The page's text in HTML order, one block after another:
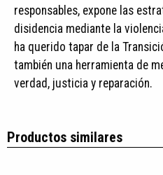
responsables, expone las
disidencia mediante la
ha querido tapar de la
también una herramienta de
verdad, justicia y reparación.
Productos similares